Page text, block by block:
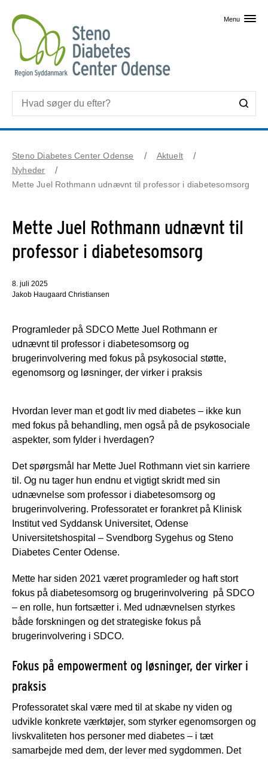
Menu
Steno Diabetes Center Odense
Aktuelt
Nyheder
Mette Juel Rothmann udnævnt til professor i diabetesomsorg
Mette Juel Rothmann udnævnt til
professor i diabetesomsorg
8. juli 2025
Jakob Haugaard Christiansen
Programleder på SDCO Mette Juel Rothmann er
udnævnt til professor i diabetesomsorg og
brugerinvolvering med fokus på psykosocial støtte,
egenomsorg og løsninger, der virker i praksis
Hvordan lever man et godt liv med diabetes – ikke kun
med fokus på behandling, men også på de psykosociale
aspekter, som fylder i hverdagen?
Det spørgsmål har Mette Juel Rothmann viet sin karriere
til. Og nu tager hun endnu et vigtigt skridt med sin
udnævnelse som professor i diabetesomsorg og
brugerinvolvering. Professoratet er forankret på Klinisk
Institut ved Syddansk Universitet, Odense
Universitetshospital – Svendborg Sygehus og Steno
Diabetes Center Odense.
Mette har siden 2021 været programleder og haft stort
fokus på diabetesomsorg og brugerinvolvering på SDCO
– en rolle, hun fortsætter i. Med udnævnelsen styrkes
både forskningen og det strategiske fokus på
brugerinvolvering i SDCO.
Fokus på empowerment og løsninger, der virker i
praksis
Professoratet skal være med til at skabe ny viden og
udvikle konkrete værktøjer, som styrker egenomsorgen og
livskvaliteten hos personer med diabetes – i tæt
samarbejde med dem, der lever med sygdommen. Det